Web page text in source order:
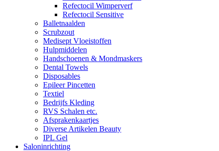
Refectocil Wimperverf
Refectocil Sensitive
Balletnaalden
Scrubzout
Medisept Vloeistoffen
Hulpmiddelen
Handschoenen & Mondmaskers
Dental Towels
Disposables
Epileer Pincetten
Textiel
Bedrijfs Kleding
RVS Schalen etc.
Afsprakenkaartjes
Diverse Artikelen Beauty
IPL Gel
Saloninrichting